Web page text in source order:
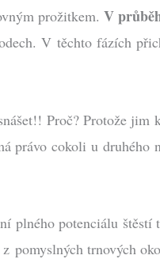
prožitkem. V
V těchto fázích
Proč? Protože jim
právo cokoli u druhého
plného potenciálu
pomyslných trnových